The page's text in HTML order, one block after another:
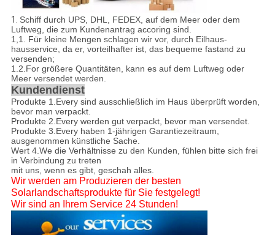
1. Schiff durch UPS, DHL, FEDEX, auf dem Meer oder dem
Luftweg, die zum Kundenantrag accoring sind.
1,1
Für kleine Mengen schlagen wir vor, durch Eilhaus-
hausservice, da er, vorteilhafter ist, das bequeme fastand zu
versenden;
1.2.For größere Quantitäten, kann es auf dem Luftweg oder
Meer versendet werden.
Kundendienst
Produkte 1.Every sind ausschließlich im Haus überprüft worden,
bevor man verpackt.
Produkte 2.Every werden gut verpackt, bevor man versendet.
Produkte 3.Every haben 1-jährigen Garantiezeitraum,
ausgenommen künstliche Sache.
Wert 4.We die Verhältnisse zu den Kunden, fühlen bitte sich frei
in Verbindung zu treten
mit uns, wenn es gibt, geschah alles.
Wir werden am Produzieren der besten
Solarlandschaftsprodukte für Sie festgelegt!
Wir sind an Ihrem Service 24 Stunden!